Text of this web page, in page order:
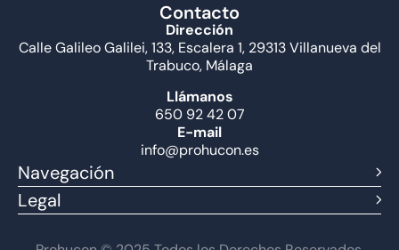
Contacto
Dirección
Calle Galileo Galilei, 133, Escalera 1, 29313 Villanueva del
Trabuco, Málaga
Llámanos
650 92 42 07
E-mail
info@prohucon.es
Navegación
Legal